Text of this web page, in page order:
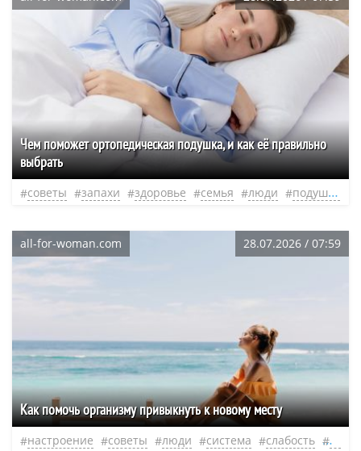
Чем поможет ортопедическая подушка, и как её правильно
выбрать
советы запахи здоровье семья люди подушка
all-for-woman.com 28.07.2026 / 07:59
Как помочь организму привыкнуть к новому месту
настроение советы люди система слабость нео